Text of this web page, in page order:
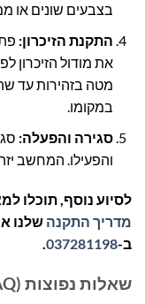
בצבעים שונים או
התקנת הזיכרון:
מטה בזהירות עד
במקומו.
סגירה והפעלה:
והפעילו. המחשב
לסיוע נוסף, תוכלו
מדריך התקנה שלנו
ב-037281198
.
שאלות נפוצות (FAQ)